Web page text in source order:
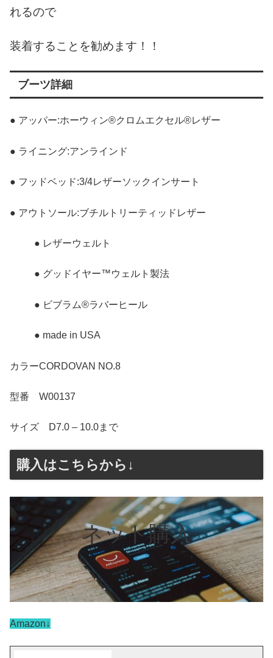
れるので
装着することを勧めます！！
ブーツ詳細
● アッパー:ホーウィン®クロムエクセル®レザー
● ライニング:アンラインド
● フッドベッド:3/4レザーソックインサート
● アウトソール:ブチルトリーティッドレザー
● レザーウェルト
● グッドイヤー™ウェルト製法
● ビブラム®ラバーヒール
● made in USA
カラーCORDOVAN NO.8
型番 W00137
サイズ D7.0 – 10.0まで
購入はこちらから↓
ネット購入
Amazon↓